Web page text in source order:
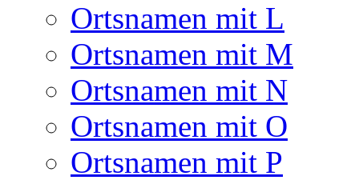
Ortsnamen mit L
Ortsnamen mit M
Ortsnamen mit N
Ortsnamen mit O
Ortsnamen mit P